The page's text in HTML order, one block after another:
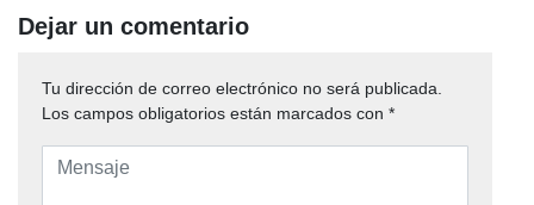
Dejar un comentario
Tu dirección de correo electrónico no será publicada.
Los campos obligatorios están marcados con *